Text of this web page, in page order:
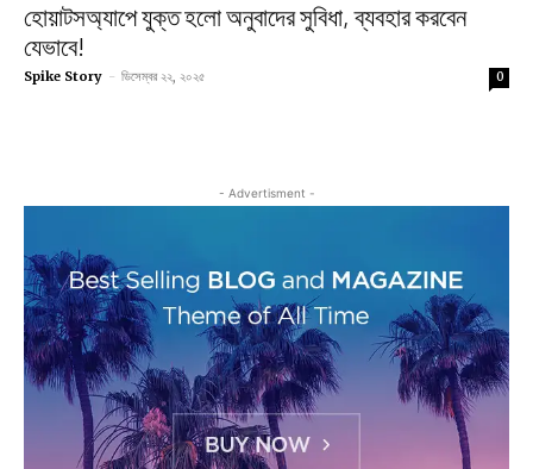
হোয়াটসঅ্যাপে যুক্ত হলো অনুবাদের সুবিধা, ব্যবহার করবেন
যেভাবে!
Spike Story - ডিসেম্বর ২২, ২০২৫ 0
- Advertisment -